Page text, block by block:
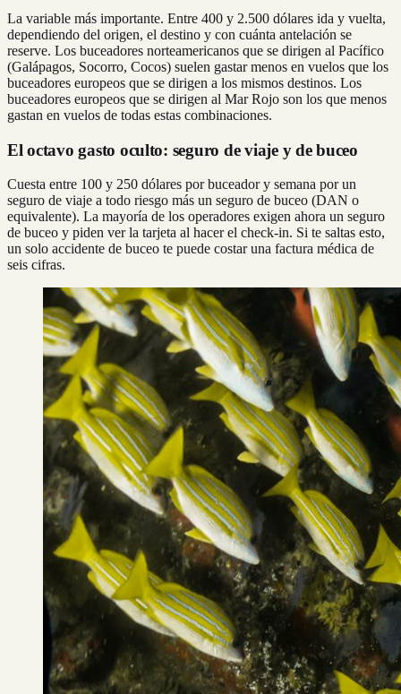
La variable más importante. Entre 400 y 2.500 dólares ida y vuelta,
dependiendo del origen, el destino y con cuánta antelación se
reserve. Los buceadores norteamericanos que se dirigen al Pacífico
(Galápagos, Socorro, Cocos) suelen gastar menos en vuelos que los
buceadores europeos que se dirigen a los mismos destinos. Los
buceadores europeos que se dirigen al Mar Rojo son los que menos
gastan en vuelos de todas estas combinaciones.
El octavo gasto oculto: seguro de viaje y de buceo
Cuesta entre 100 y 250 dólares por buceador y semana por un
seguro de viaje a todo riesgo más un seguro de buceo (DAN o
equivalente). La mayoría de los operadores exigen ahora un seguro
de buceo y piden ver la tarjeta al hacer el check-in. Si te saltas esto,
un solo accidente de buceo te puede costar una factura médica de
seis cifras.